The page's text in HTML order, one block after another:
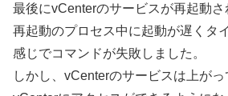
最後にvCenterのサービスが再起動
再起動のプロセス中に起動が遅くタ
感じでコマンドが失敗しました。
しかし、vCenterのサービスは上がっ